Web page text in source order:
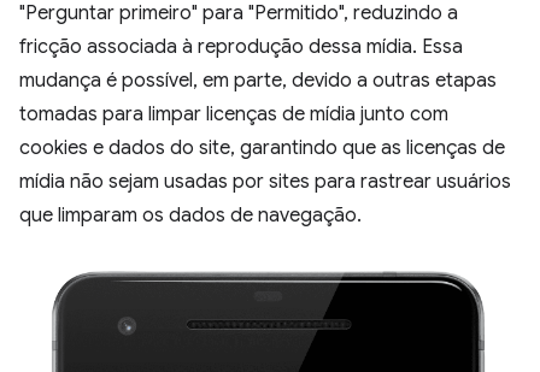
"Perguntar primeiro" para "Permitido", reduzindo a
fricção associada à reprodução dessa mídia. Essa
mudança é possível, em parte, devido a outras etapas
tomadas para limpar licenças de mídia junto com
cookies e dados do site, garantindo que as licenças de
mídia não sejam usadas por sites para rastrear usuários
que limparam os dados de navegação.